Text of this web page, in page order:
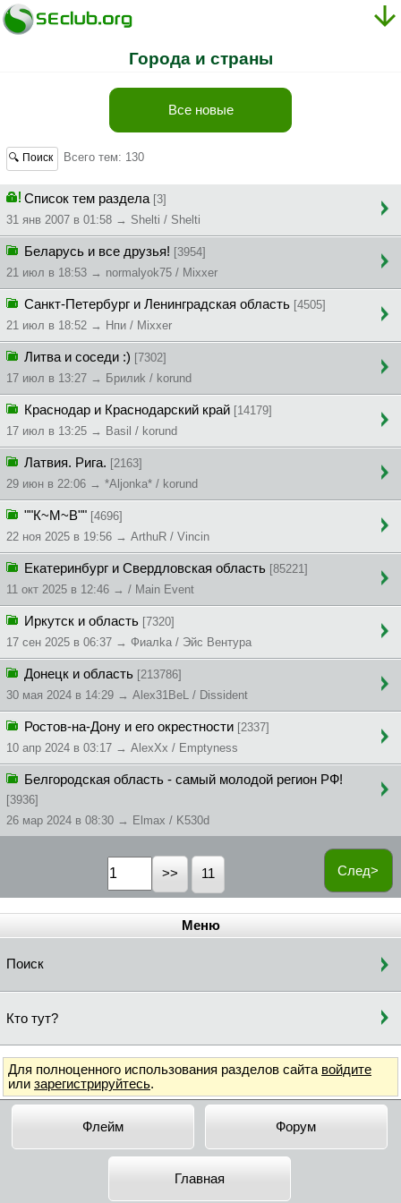
Города и страны
Все новые
🔍 Поиск Всего тем: 130
Список тем раздела [3]
31 янв 2007 в 01:58 → Shelti / Shelti
Беларусь и все друзья! [3954]
21 июл в 18:53 → normalyok75 / Mixxer
Санкт-Петербург и Ленинградская область [4505]
21 июл в 18:52 → Hпи / Mixxer
Литва и соседи :) [7302]
17 июл в 13:27 → Бpилиk / korund
Краснодар и Краснодарский край [14179]
17 июл в 13:25 → Basil / korund
Латвия. Рига. [2163]
29 июн в 22:06 → *Aljonka* / korund
""К~М~В"" [4696]
22 ноя 2025 в 19:56 → ArthuR / Vincin
Екатеринбург и Свердловская область [85221]
11 окт 2025 в 12:46 → / Main Event
Иркутск и область [7320]
17 сен 2025 в 06:37 → Фиaлka / Эйс Вентура
Донецк и область [213786]
30 мая 2024 в 14:29 → Alex31BeL / Dissident
Ростов-на-Дону и его окрестности [2337]
10 апр 2024 в 03:17 → AlexXx / Emptyness
Белгородская область - самый молодой регион РФ!
[3936]
26 мар 2024 в 08:30 → Elmax / K530d
След>
11
Меню
Поиск
Кто тут?
Для полноценного использования разделов сайта войдите
или зарегистрируйтесь.
Флейм Форум
Главная